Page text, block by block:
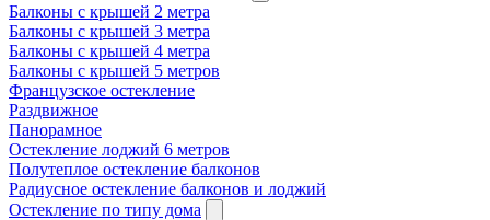
Балконы с крышей 2 метра
Балконы с крышей 3 метра
Балконы с крышей 4 метра
Балконы с крышей 5 метров
Французское остекление
Раздвижное
Панорамное
Остекление лоджий 6 метров
Полутеплое остекление балконов
Радиусное остекление балконов и лоджий
Остекление по типу дома